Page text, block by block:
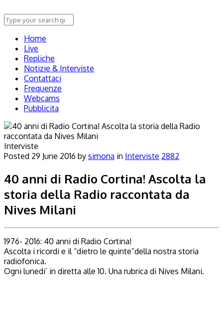
Home
Live
Repliche
Notizie & Interviste
Contattaci
Frequenze
Webcams
Pubblicita
Interviste
Posted 29 June 2016 by simona in Interviste 2882
40 anni di Radio Cortina! Ascolta la
storia della Radio raccontata da
Nives Milani
1976- 2016: 40 anni di Radio Cortina!
Ascolta i ricordi e il “dietro le quinte”della nostra storia
radiofonica.
Ogni lunedi’ in diretta alle 10. Una rubrica di Nives Milani.